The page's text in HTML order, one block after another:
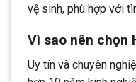
vệ sinh, phù hợp với
Vì sao nên chọn
Uy tín và chuyên